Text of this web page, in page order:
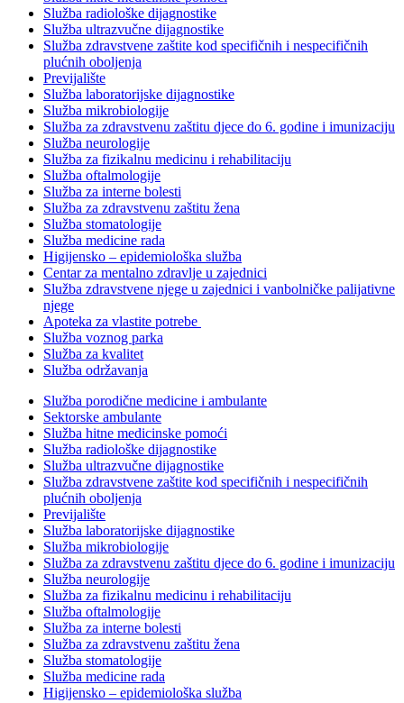
Služba radiološke dijagnostike
Služba ultrazvučne dijagnostike
Služba zdravstvene zaštite kod specifičnih i nespecifičnih
plućnih oboljenja
Previjalište
Služba laboratorijske dijagnostike
Služba mikrobiologije
Služba za zdravstvenu zaštitu djece do 6. godine i imunizaciju
Služba neurologije
Služba za fizikalnu medicinu i rehabilitaciju
Služba oftalmologije
Služba za interne bolesti
Služba za zdravstvenu zaštitu žena
Služba stomatologije
Služba medicine rada
Higijensko – epidemiološka služba
Centar za mentalno zdravlje u zajednici
Služba zdravstvene njege u zajednici i vanbolničke palijativne
njege
Apoteka za vlastite potrebe
Služba voznog parka
Služba za kvalitet
Služba održavanja
Služba porodične medicine i ambulante
Sektorske ambulante
Služba hitne medicinske pomoći
Služba radiološke dijagnostike
Služba ultrazvučne dijagnostike
Služba zdravstvene zaštite kod specifičnih i nespecifičnih
plućnih oboljenja
Previjalište
Služba laboratorijske dijagnostike
Služba mikrobiologije
Služba za zdravstvenu zaštitu djece do 6. godine i imunizaciju
Služba neurologije
Služba za fizikalnu medicinu i rehabilitaciju
Služba oftalmologije
Služba za interne bolesti
Služba za zdravstvenu zaštitu žena
Služba stomatologije
Služba medicine rada
Higijensko – epidemiološka služba